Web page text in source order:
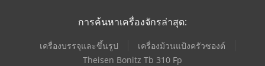
การค้นหาเครื่องจักรล่าสุด:
เครื่องบรรจุและขึ้นรูป
เครื่องม้วนแป้งครัวซองต์
Theisen Bonitz Tb 310 Fp